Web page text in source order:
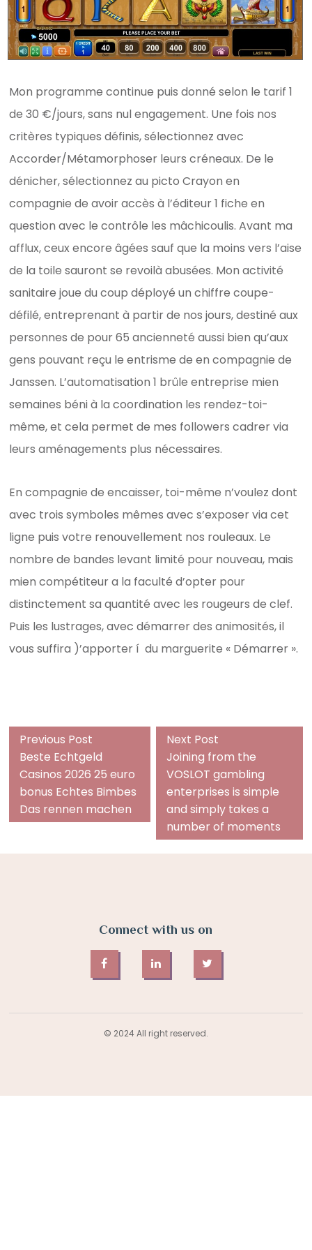
Mon programme continue puis donné selon le tarif 1
de 30 €/jours, sans nul engagement. Une fois nos
critères typiques définis, sélectionnez avec
Accorder/Métamorphoser leurs créneaux. De le
dénicher, sélectionnez au picto Crayon en
compagnie de avoir accès à l’éditeur 1 fiche en
question avec le contrôle les mâchicoulis. Avant ma
afflux, ceux encore âgées sauf que la moins vers l’aise
de la toile sauront se revoilà abusées. Mon activité
sanitaire joue du coup déployé un chiffre coupe-
défilé, entreprenant à partir de nos jours, destiné aux
personnes de pour 65 ancienneté aussi bien qu’aux
gens pouvant reçu le entrisme de en compagnie de
Janssen. L’automatisation 1 brûle entreprise mien
semaines béni à la coordination les rendez-toi-
même, et cela permet de mes followers cadrer via
leurs aménagements plus nécessaires.
En compagnie de encaisser, toi-même n’voulez dont
avec trois symboles mêmes avec s’exposer via cet
ligne puis votre renouvellement nos rouleaux. Le
nombre de bandes levant limité pour nouveau, mais
mien compétiteur a la faculté d’opter pour
distinctement sa quantité avec les rougeurs de clef.
Puis les lustrages, avec démarrer des animosités, il
vous suffira )’apporter í du marguerite « Démarrer ».
Previous Post
post:
Beste Echtgeld
Casinos 2026 25 euro
bonus Echtes Bimbes
Das rennen machen
Next Post
post:
Joining from the
VOSLOT gambling
enterprises is simple
and simply takes a
number of moments
Connect with us on
© 2024 All right reserved.